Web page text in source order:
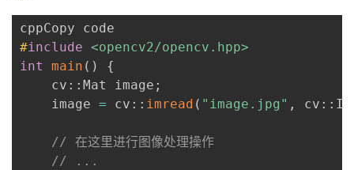
注
开
发
的
Programs
我
的
#include <opencv2/opencv.hpp>
int
main ( )
{
    cv
:: Mat image ;
    image
= cv :: imread ( "image.jpg" , cv ::
// 在这里进行图像处理操作
// ...